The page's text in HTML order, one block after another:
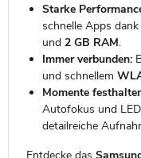
Starke
schnelle Apps dank
und 2 GB RAM.
Immer verbunden:
und schnellem
Momente
Autofokus und
detailreiche